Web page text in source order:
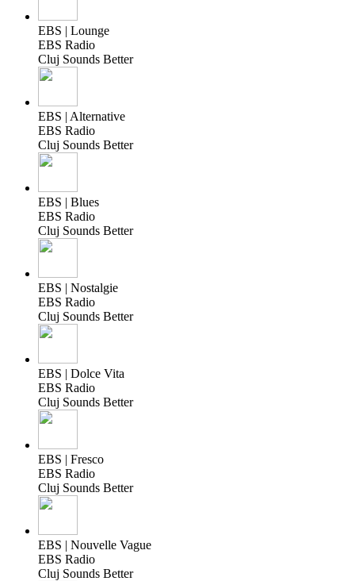
EBS | Lounge
EBS Radio
Cluj Sounds Better
EBS | Alternative
EBS Radio
Cluj Sounds Better
EBS | Blues
EBS Radio
Cluj Sounds Better
EBS | Nostalgie
EBS Radio
Cluj Sounds Better
EBS | Dolce Vita
EBS Radio
Cluj Sounds Better
EBS | Fresco
EBS Radio
Cluj Sounds Better
EBS | Nouvelle Vague
EBS Radio
Cluj Sounds Better